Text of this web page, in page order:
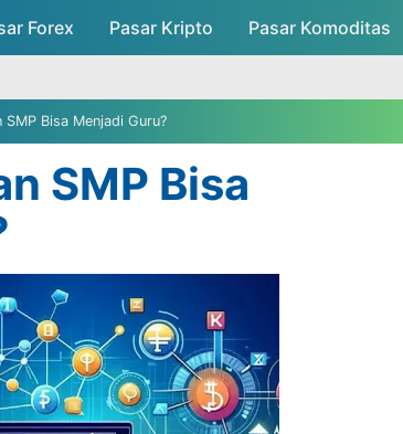
Skip to main content
Forex Pasar Kripto Pasar Komoditas
Bisa Menjadi Guru?
SMP Bisa